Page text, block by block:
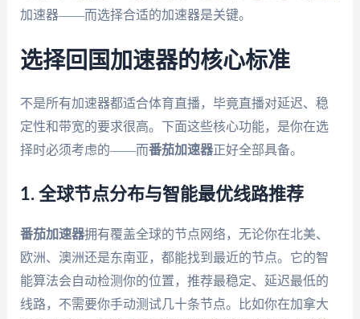
加速器——而选择合适的加速器是关键。
选择回国加速器的核心标准
不是所有加速器都适合体育直播，毕竟直播对延迟、稳
定性和带宽的要求很高。下面这些核心功能，是你在选
择时必须考虑的——而番茄加速器正好全部具备。
1. 全球节点分布与智能最优线路推荐
番茄加速器拥有覆盖全球的节点网络，无论你在北美、
欧洲、澳洲还是东南亚，都能找到最近的节点。它的智
能算法会自动检测你的位置，推荐最稳定、延迟最低的
线路，不需要你手动测试几十条节点。比如你在加拿大